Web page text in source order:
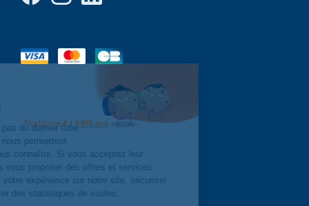
cook-cook-cookies
Hop-hop-hop, il ne s'agit pas du dernier tube
à la mode.Les cookies nous permettent
simplement de mieux vous connaître. Si vous acceptez leur
utilisation, nous pourrons vous proposer des offres et services
personnalisés, améliorer votre expérience sur notre site, sécuriser
votre connexion et réaliser des statistiques de visites.